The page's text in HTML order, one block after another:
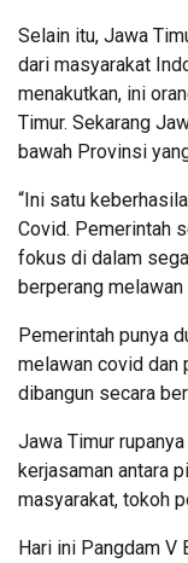
Selain itu, Jawa
dari masyarakat
menakutkan, ini
Timur. Sekarang
bawah Provinsi
“Ini satu
Covid. Pemerintah
fokus di dalam
berperang melawan
Pemerintah punya
melawan covid dan
dibangun secara
Jawa Timur
kerjasaman antara
masyarakat, tokoh
Hari ini Pangdam V